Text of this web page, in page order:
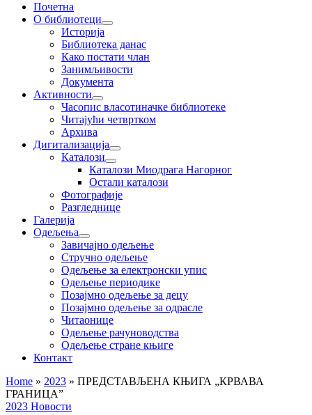
Почетна
О библиотеци
Историја
Библиотека данас
Како постати члан
Занимљивости
Документа
Активности
Часопис власотиначке библиотеке
Читајући четвртком
Архива
Дигитализација
Каталози
Каталози Миодрага Нагорног
Остали каталози
Фотографије
Разгледнице
Галерија
Одељења
Завичајно одељење
Стручно одељење
Одељење за електронски упис
Одељење периодике
Позајмно одељење за децу
Позајмно одељење за одрасле
Читаонице
Одељење рачуноводства
Одељење стране књиге
Контакт
Home » 2023 » ПРЕДСТАВЉЕНА КЊИГА „КРВАВА
ГРАНИЦА”
2023 Новости